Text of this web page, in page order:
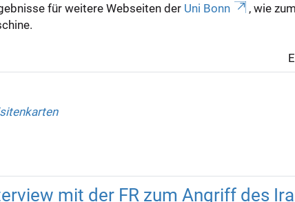
für weitere Webseiten der Uni Bonn , wie
mit der FR zum Angriff des